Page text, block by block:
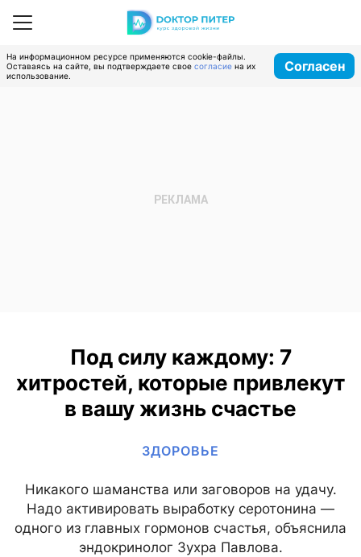
На информационном ресурсе применяются cookie-файлы.
Оставаясь на сайте, вы подтверждаете свое согласие на их
использование.
Согласен
Под силу каждому: 7
хитростей, которые привлекут
в вашу жизнь счастье
ЗДОРОВЬЕ
Никакого шаманства или заговоров на удачу.
Надо активировать выработку серотонина —
одного из главных гормонов счастья, объяснила
эндокринолог Зухра Павлова.